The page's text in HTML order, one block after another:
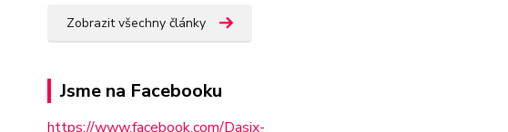
Zobrazit všechny články
Jsme na Facebooku
https://www.facebook.com/Dasix-